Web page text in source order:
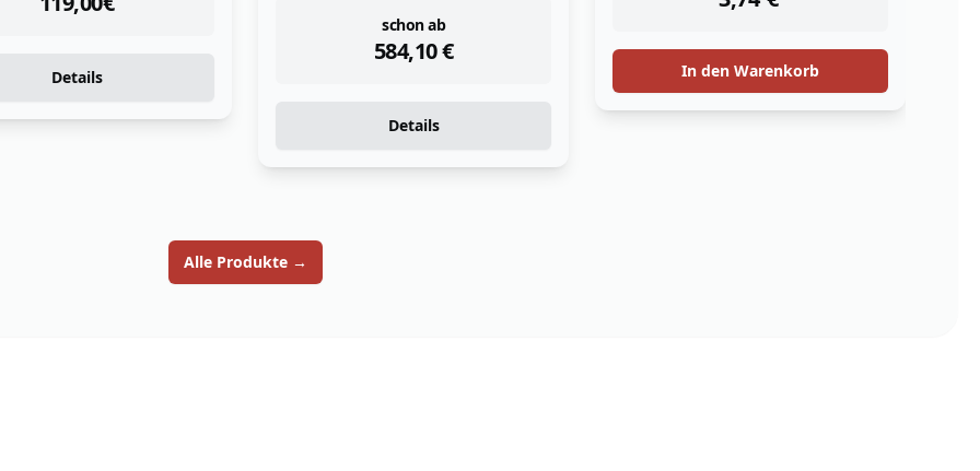
Details
Details
Alle Produkte →